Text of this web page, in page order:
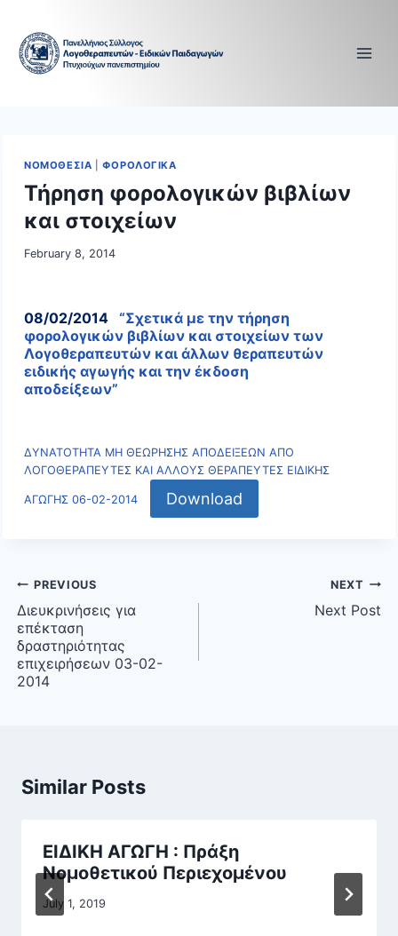
content
ΝΟΜΟΘΕΣΙΑ ΦΟΡΟΛΟΓΙΚΑ
Τήρηση φορολογικών βιβλίων
και στοιχείων
February 8, 2014
08/02/2014 “Σχετικά με την τήρηση
φορολογικών βιβλίων και στοιχείων των
Λογοθεραπευτών και άλλων θεραπευτών
ειδικής αγωγής και την έκδοση
αποδείξεων”
ΔΥΝΑΤΟΤΗΤΑ ΜΗ ΘΕΩΡΗΣΗΣ ΑΠΟΔΕΙΞΕΩΝ ΑΠΟ
ΛΟΓΟΘΕΡΑΠΕΥΤΕΣ ΚΑΙ ΑΛΛΟΥΣ ΘΕΡΑΠΕΥΤΕΣ ΕΙΔΙΚΗΣ
ΑΓΩΓΗΣ 06-02-2014 Download
Post
navigation
PREVIOUS
Διευκρινήσεις για
επέκταση
δραστηριότητας
επιχειρήσεων 03-02-
2014
NEXT
Next Post
Similar Posts
ΕΙΔΙΚΗ ΑΓΩΓΗ : Πράξη
Νομοθετικού Περιεχομένου
July 1, 2019